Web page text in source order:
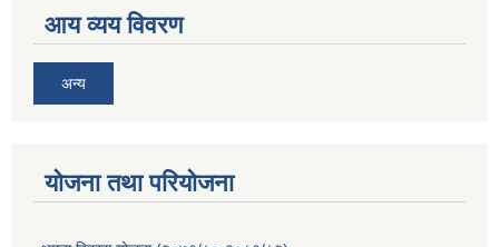
आय व्यय विवरण
अन्य
याेजना तथा परियाेजना